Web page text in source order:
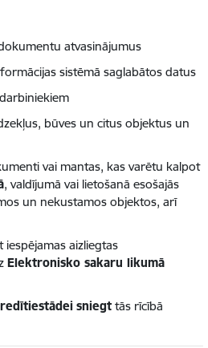
atvasinājumus
sistēmā saglabātos datus
būves un citus objektus un
vai mantas, kas varētu kalpot
, valdījumā vai lietošanā esošajās
un nekustamos objektos, arī
aizliegtas
Elektronisko sakaru likumā
sniegt tās rīcībā